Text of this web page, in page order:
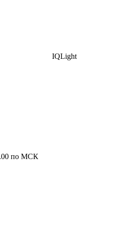
IQLight
по МСК